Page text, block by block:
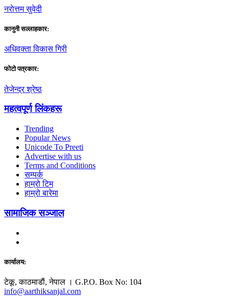
नराेत्तम सुवेदी
कानुनी सल्लाहकार:
अधिवक्ता विकास गिरी
फाेटाे पत्रकार:
तेजेन्द्र श्रेष्ठ
महत्वपूर्ण लिंकहरू
Trending
Popular News
Unicode To Preeti
Advertise with us
Terms and Conditions
सम्पर्क
हाम्रो टिम
हाम्रो बारेमा
सामाजिक सञ्जाल
कार्यालय:
टेकू, काठमाडाैं, नेपाल । G.P.O. Box No: 104
info@aarthiksanjal.com